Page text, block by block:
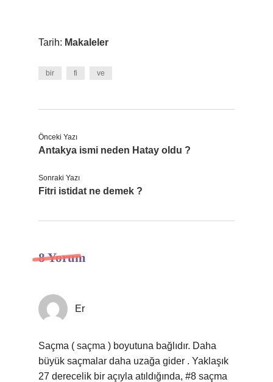
Tarih: Makaleler
bir fi ve
Önceki Yazı
Antakya ismi neden Hatay oldu ?
Sonraki Yazı
Fitri istidat ne demek ?
8 Yorum
Er
Saçma ( saçma ) boyutuna bağlıdır. Daha
büyük saçmalar daha uzağa gider . Yaklaşık
27 derecelik bir açıyla atıldığında, #8 saçma